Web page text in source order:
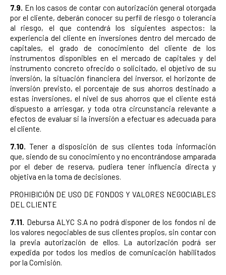
7.9. En los casos de contar con autorización general otorgada
por el cliente, deberán conocer su perfil de riesgo o tolerancia
al riesgo, el que contendrá los siguientes aspectos: la
experiencia del cliente en inversiones dentro del mercado de
capitales, el grado de conocimiento del cliente de los
instrumentos disponibles en el mercado de capitales y del
instrumento concreto ofrecido o solicitado, el objetivo de su
inversión, la situación financiera del inversor, el horizonte de
inversión previsto, el porcentaje de sus ahorros destinado a
estas inversiones, el nivel de sus ahorros que el cliente está
dispuesto a arriesgar, y toda otra circunstancia relevante a
efectos de evaluar si la inversión a efectuar es adecuada para
el cliente.
7.10. Tener a disposición de sus clientes toda información
que, siendo de su conocimiento y no encontrándose amparada
por el deber de reserva, pudiera tener influencia directa y
objetiva en la toma de decisiones.
PROHIBICIÓN DE USO DE FONDOS Y VALORES NEGOCIABLES
DEL CLIENTE
7.11. Debursa ALYC S.A no podrá disponer de los fondos ni de
los valores negociables de sus clientes propios, sin contar con
la previa autorización de ellos. La autorización podrá ser
expedida por todos los medios de comunicación habilitados
por la Comisión.